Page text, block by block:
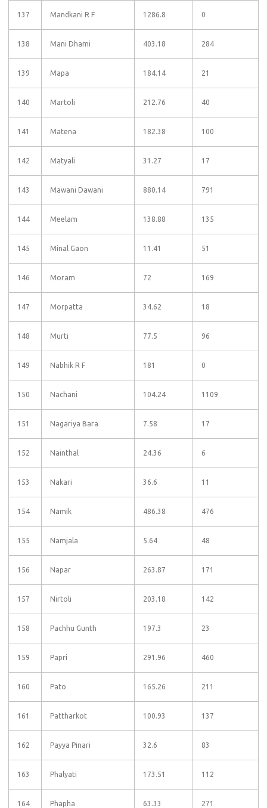
137 Mandkani R F 1286.8 0
138 Mani Dhami 403.18 284
139 Mapa 184.14 21
140 Martoli 212.76 40
141 Matena 182.38 100
142 Matyali 31.27 17
143 Mawani Dawani 880.14 791
144 Meelam 138.88 135
145 Minal Gaon 11.41 51
146 Moram 72 169
147 Morpatta 34.62 18
148 Murti 77.5 96
149 Nabhik R F 181 0
150 Nachani 104.24 1109
151 Nagariya Bara 7.58 17
152 Nainthal 24.36 6
153 Nakari 36.6 11
154 Namik 486.38 476
155 Namjala 5.64 48
156 Napar 263.87 171
157 Nirtoli 203.18 142
158 Pachhu Gunth 197.3 23
159 Papri 291.96 460
160 Pato 165.26 211
161 Pattharkot 100.93 137
162 Payya Pinari 32.6 83
163 Phalyati 173.51 112
164 Phapha 63.33 271